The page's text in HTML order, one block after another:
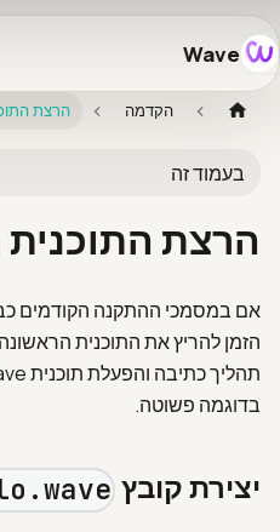
Wave
הקדמה הרצת
בעמוד זה
הרצת
בדוגמה פשוטה.
יצירת קובץ